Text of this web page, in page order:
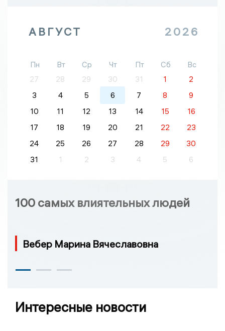
АВГУСТ 2026
Пн Вт Ср Чт Пт Сб
Вс
27
28 29 30 31 1
2
3
4 5 6 7 8
9
10
11 12 13 14 15
16
17
18 19 20 21 22
23
24
25 26 27 28 29
30
31
1 2 3 4 5 6
100 самых влиятельных людей
Вебер Марина Вячеславовна
Интересные новости